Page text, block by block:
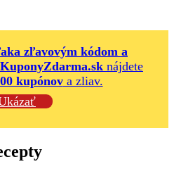
zľavovým kódom a
nájdete
kupónova zliav.